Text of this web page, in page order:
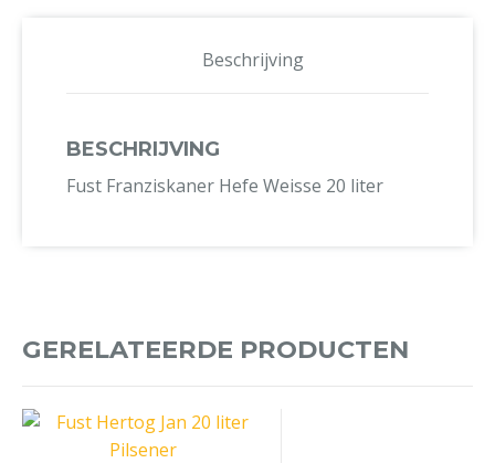
Beschrijving
BESCHRIJVING
Fust Franziskaner Hefe Weisse 20 liter
GERELATEERDE PRODUCTEN